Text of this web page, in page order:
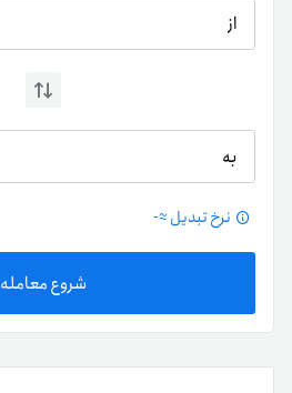
از
به
نرخ تبدیل ≈-
شروع معامله